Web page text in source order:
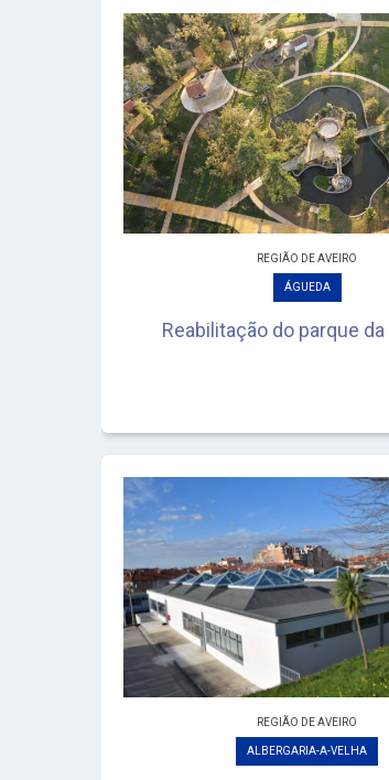
REGIÃO DE AVEIRO
ÁGUEDA
Reabilitação do parque da
REGIÃO DE AVEIRO
ALBERGARIA-A-VELHA